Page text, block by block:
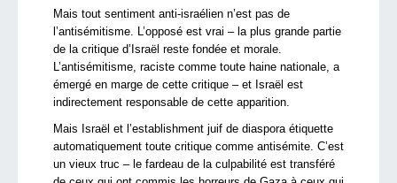
Mais tout sentiment anti-israélien n’est pas de
l’antisémitisme. L’opposé est vrai – la plus grande partie
de la critique d’Israël reste fondée et morale.
L’antisémitisme, raciste comme toute haine nationale, a
émergé en marge de cette critique – et Israël est
indirectement responsable de cette apparition.
Mais Israël et l’establishment juif de diaspora étiquette
automatiquement toute critique comme antisémite. C’est
un vieux truc – le fardeau de la culpabilité est transféré